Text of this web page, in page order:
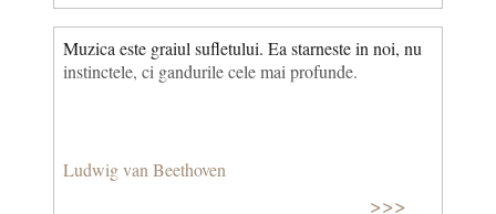
afara naturii. Atunci, ca spectator, ii inteleg
frumusetea, misterele adancimilor ei. Dar cand sunt
si eu acolo, in adanc, nu inteleg nimic, pentru ca nu
mai exist. Simt doar nefiinta mea.
Muzica este graiul sufletului. Ea starneste in noi, nu
instinctele, ci gandurile cele mai profunde.
Ludwig van Beethoven
>>>